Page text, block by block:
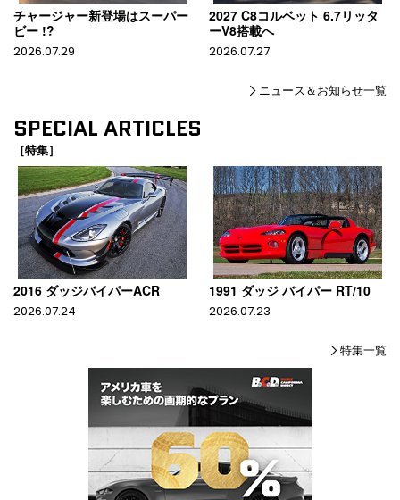
チャージャー新登場はスーパー
ビー !?
2026.07.29
2027 C8コルベット 6.7リッタ
ーV8搭載へ
2026.07.27
ニュース＆お知らせ一覧
SPECIAL ARTICLES
［特集］
2016 ダッジバイパーACR
2026.07.24
1991 ダッジ バイパー RT/10
2026.07.23
特集一覧